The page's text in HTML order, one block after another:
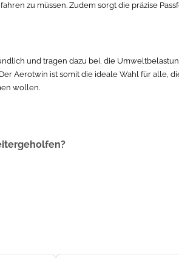
zu müssen. Zudem sorgt die präzise
und tragen dazu bei, die
Aerotwin ist somit die ideale Wahl für alle,
wollen.